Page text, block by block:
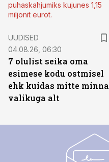
puhaskahjumiks kujunes 1,15
miljonit eurot.
UUDISED
04.08.26, 06:30
7 olulist seika oma
esimese kodu ostmisel
ehk kuidas mitte minna
valikuga alt